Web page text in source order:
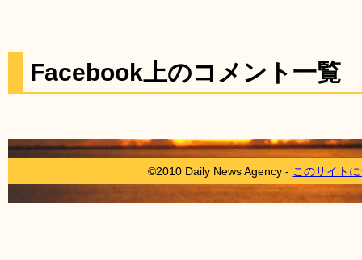
Facebook上のコメント一覧
©2010 Daily News Agency - このサイト